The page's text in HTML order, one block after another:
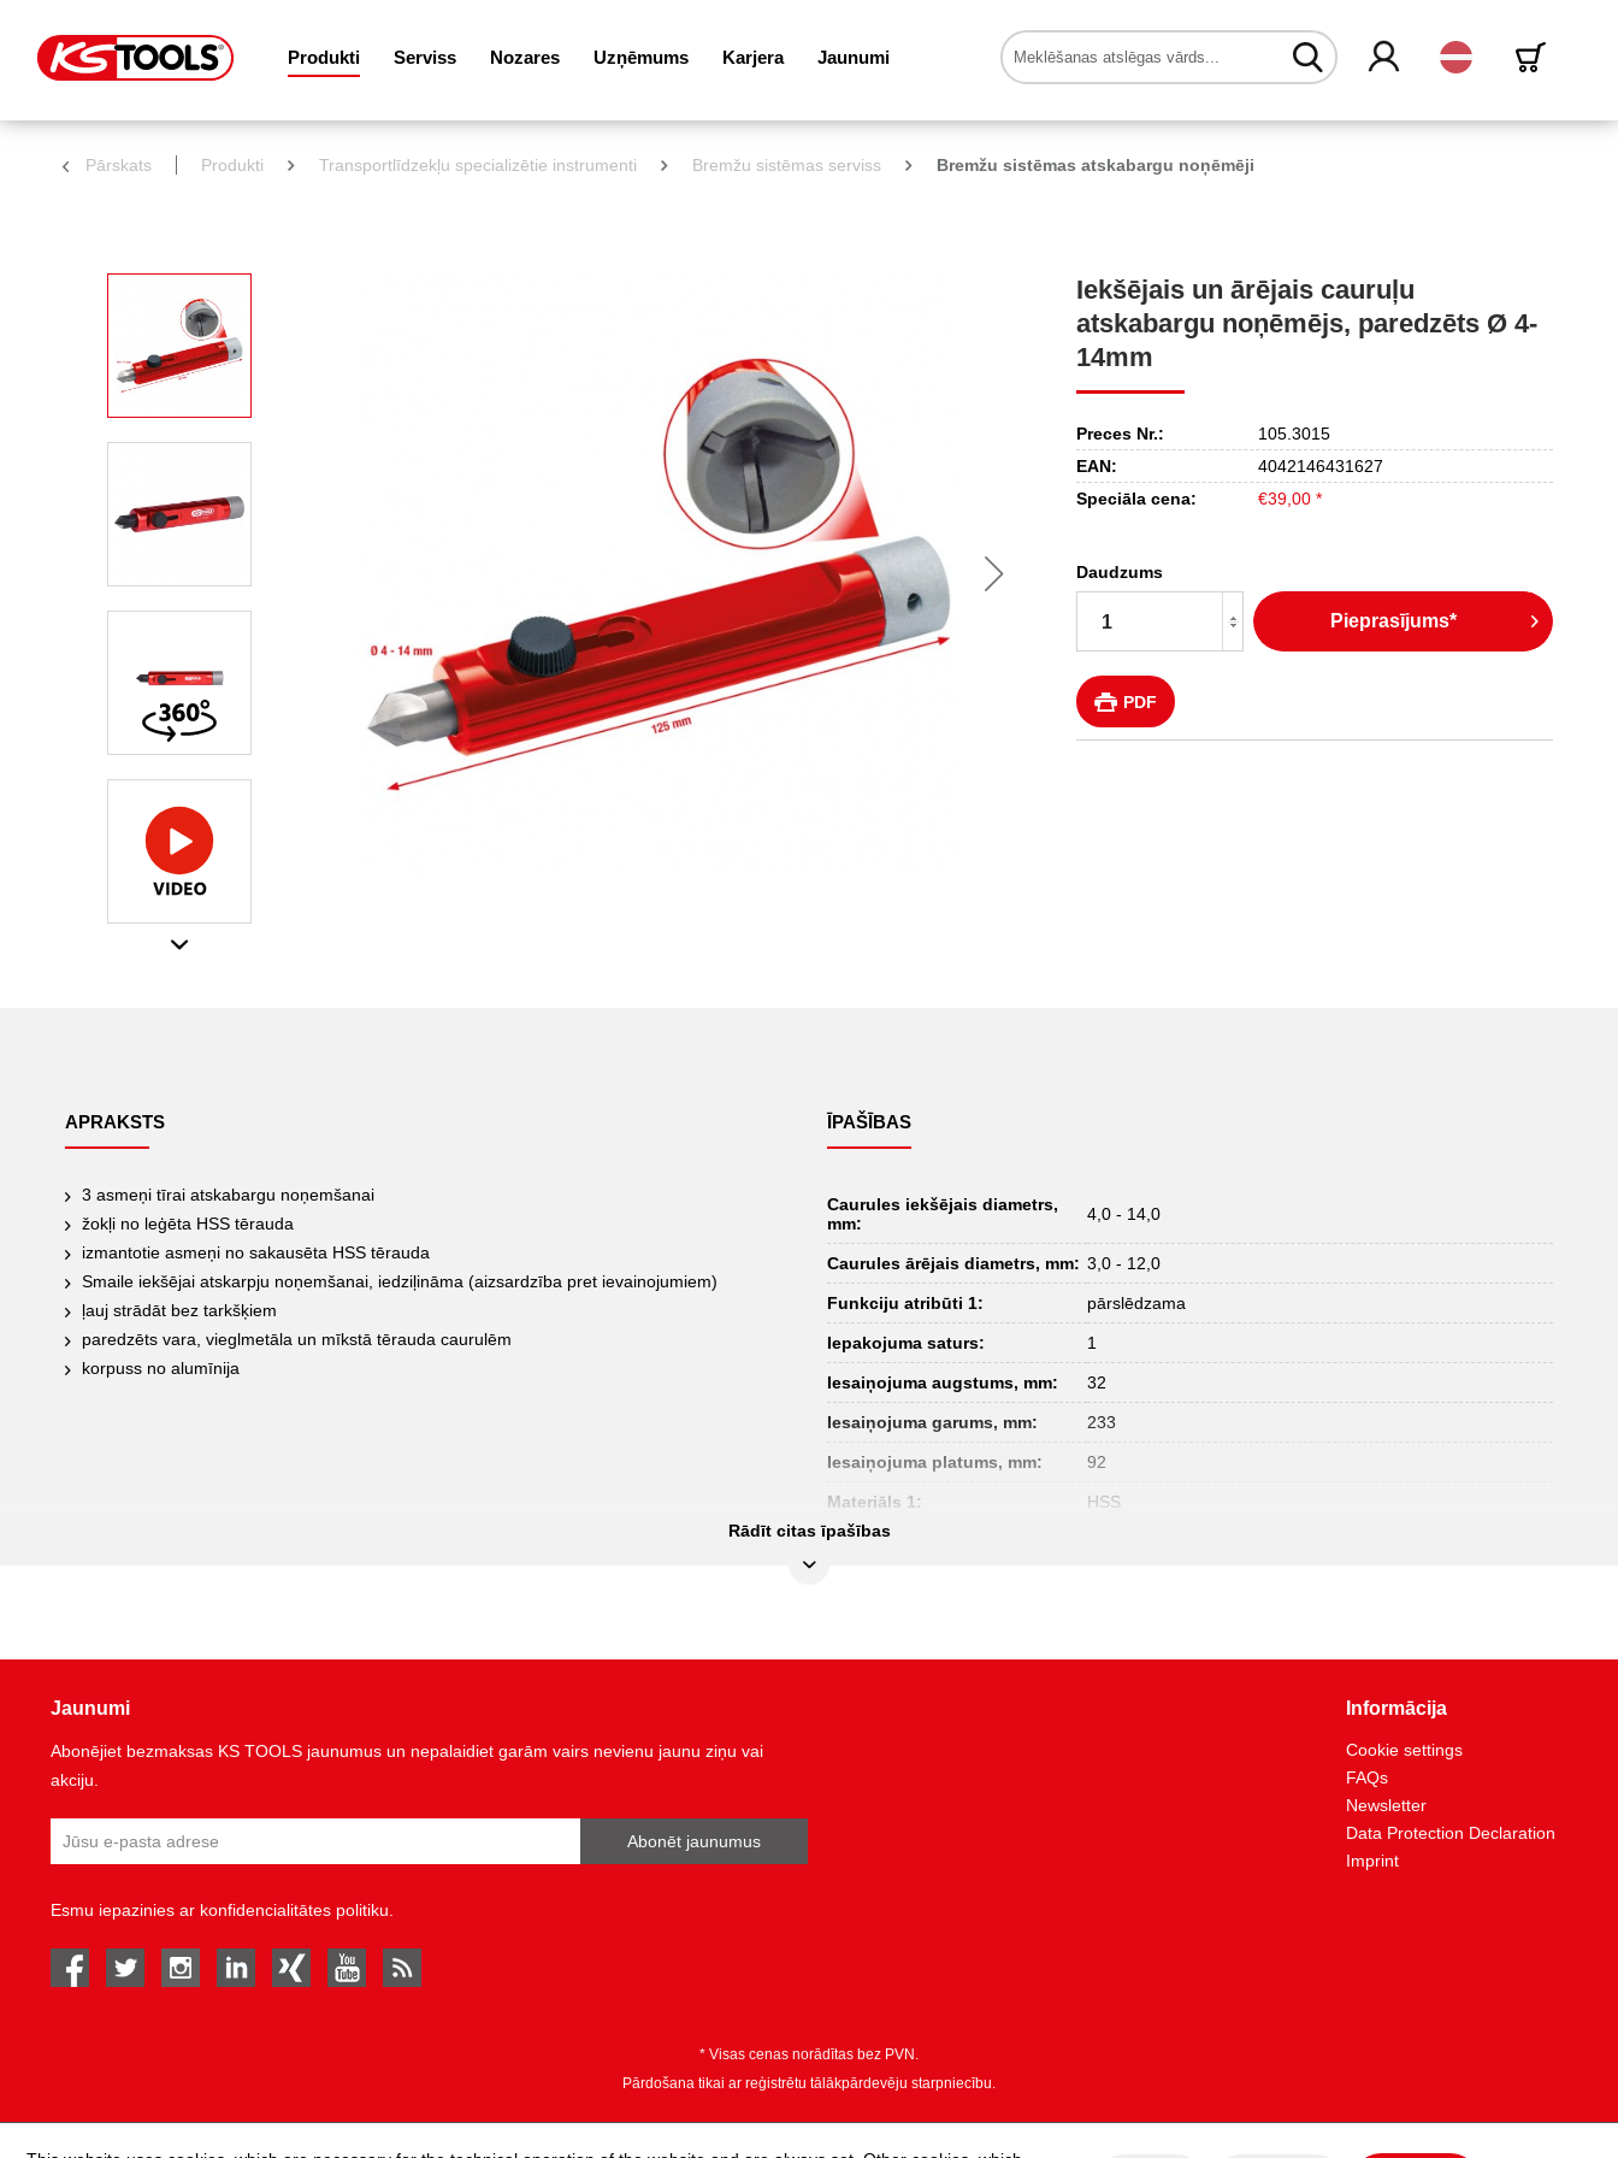
Produkti Serviss Nozares Uzņēmums Karjera Jaunumi Latvijas
Pārskats Produkti Transportlīdzekļu specializētie instrumenti Bremžu sistēmas serviss Bremžu sistēmas atskabargu noņēmēji
Iekšējais un ārējais cauruļu
atskabargu noņēmējs, paredzēts Ø 4-
14mm
Preces Nr.:
105.3015
EAN:
4042146431627
Speciāla cena:
€39,00 *
Daudzums
Pieprasījums*
PDF
APRAKSTS
3 asmeņi tīrai atskabargu noņemšanai
žokļi no leģēta HSS tērauda
izmantotie asmeņi no sakausēta HSS tērauda
Smaile iekšējai atskarpju noņemšanai, iedziļināma (aizsardzība pret ievainojumiem)
ļauj strādāt bez tarkšķiem
paredzēts vara, vieglmetāla un mīkstā tērauda caurulēm
korpuss no alumīnija
ĪPAŠĪBAS
Caurules iekšējais diametrs,
mm:
4,0 - 14,0
Caurules ārējais diametrs, mm: 3,0 - 12,0
Funkciju atribūti 1: pārslēdzama
Iepakojuma saturs: 1
Iesaiņojuma augstums, mm: 32
Iesaiņojuma garums, mm: 233
Iesaiņojuma platums, mm: 92
Materiāls 1: HSS
Rādīt citas īpašības
Jaunumi
Abonējiet bezmaksas KS TOOLS jaunumus un nepalaidiet garām vairs nevienu jaunu ziņu vai
akciju.
Abonēt jaunumus
Esmu iepazinies ar konfidencialitātes politiku
facebook twitter instagramlinked in Xing youtube
Informācija
Cookie settings
FAQs
Newsletter
Data Protection Declaration
Imprint
* Visas cenas norādītas bez PVN.
Pārdošana tikai ar reģistrētu tālākpārdevēju starpniecību.